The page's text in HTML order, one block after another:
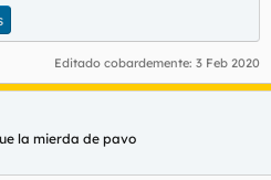
Editado cobardemente: 3 Feb 2020
la mierda de pavo